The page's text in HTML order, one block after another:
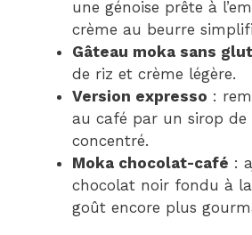
une génoise prête à
crème au beurre
Gâteau moka sans
de riz et crème légère.
Version expresso :
au café par un sirop de
concentré.
Moka chocolat-café :
chocolat noir fondu à
goût encore plus